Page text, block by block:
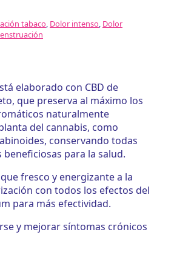
tabaco, Dolor intenso, Dolor
elaborado con CBD de
que preserva al máximo los
naturalmente
del cannabis, como
conservando todas
para la salud.
fresco y energizante a la
con todos los efectos del
para más efectividad.
y mejorar síntomas crónicos